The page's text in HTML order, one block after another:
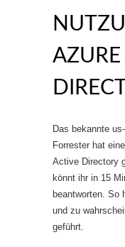
Das bekannte
Forrester hat
Active Directory
könnt ihr in 15
beantworten. So
und zu
geführt.